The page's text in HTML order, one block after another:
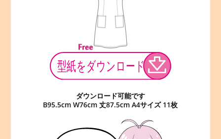
ダウンロード可能です
B95.5cm W76cm 丈87.5cm A4サイズ 11枚